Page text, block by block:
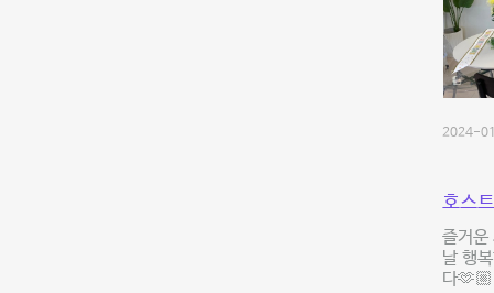
2024-
호스
즐거운
날 행
다🫶🏼